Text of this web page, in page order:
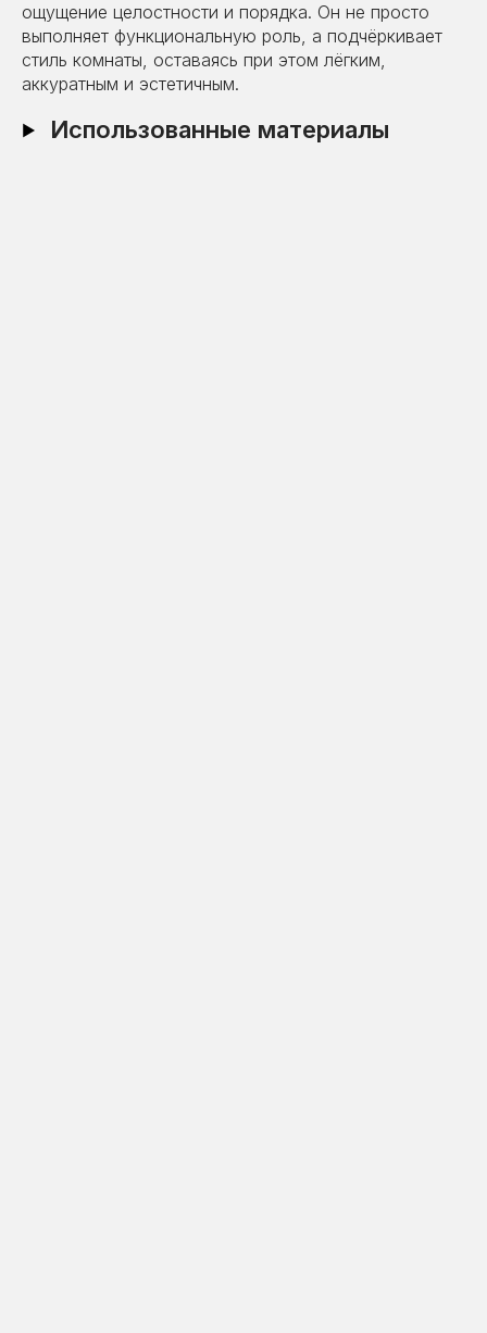
ощущение целостности и порядка. Он не просто
выполняет функциональную роль, а подчёркивает
стиль комнаты, оставаясь при этом лёгким,
аккуратным и эстетичным.
Использованные материалы